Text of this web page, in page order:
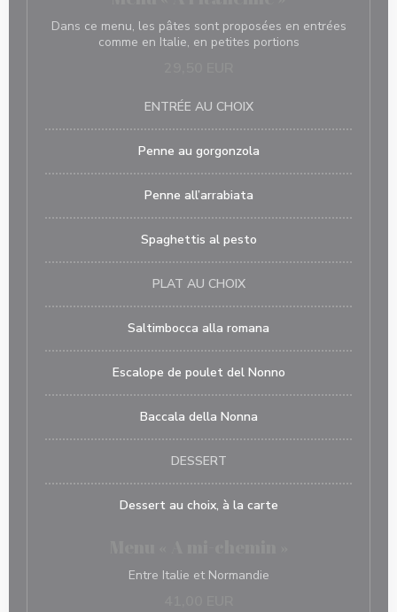
Dans ce menu, les pâtes sont proposées en entrées
comme en Italie, en petites portions
ENTRÉE AU CHOIX
Penne au gorgonzola
Penne all’arrabiata
Spaghettis al pesto
PLAT AU CHOIX
Saltimbocca alla romana
Escalope de poulet del Nonno
Baccala della Nonna
DESSERT
Dessert au choix, à la carte
Entre Italie et Normandie